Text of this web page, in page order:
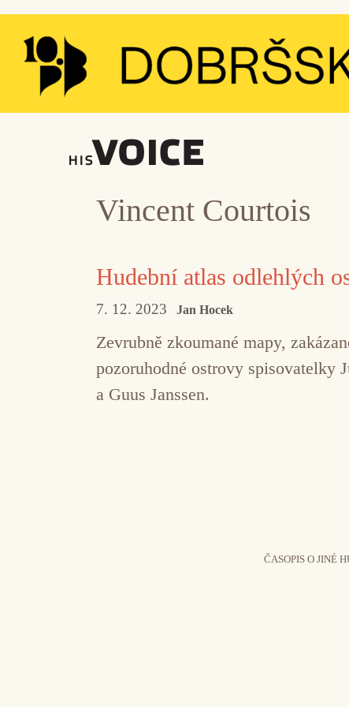
Přeskočit
obsah
Vincent Courtois
Hudební atlas odlehlých
7. 12. 2023 Jan Hocek
Zevrubně zkoumané mapy,
pozoruhodné ostrovy spisovatelky
a Guus Janssen.
ČASOPIS O JINÉ